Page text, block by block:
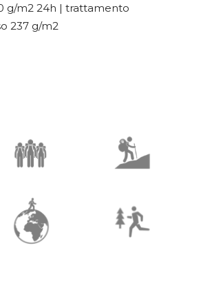
g/m2 24h | trattamento
237 g/m2